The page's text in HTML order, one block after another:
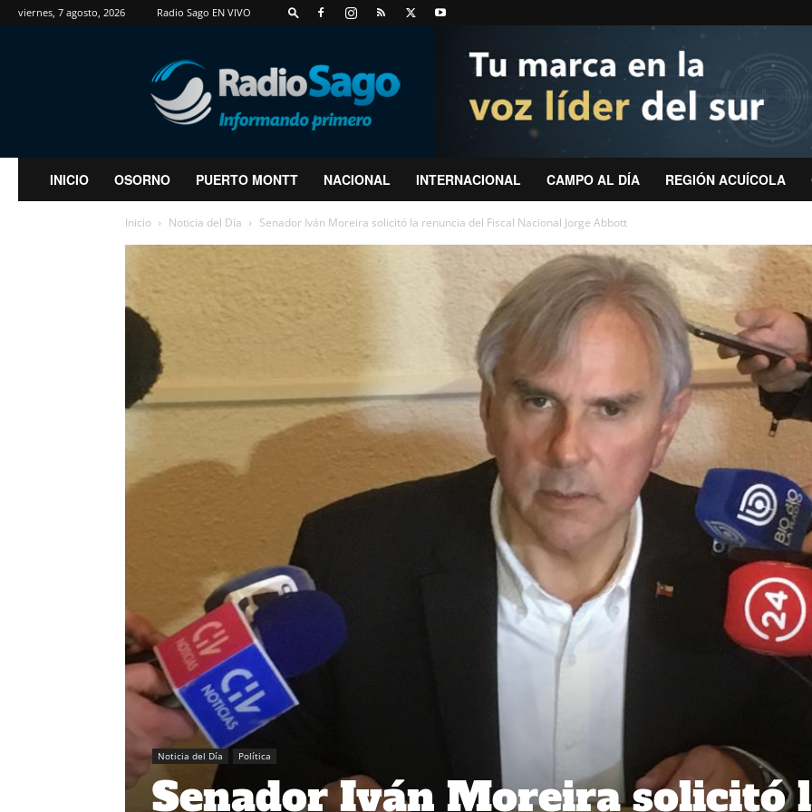
viernes, 7 agosto, 2026 Radio Sago EN VIVO
RadioSago
INICIO OSORNO PUERTO MONTT NACIONAL INTERNACIONAL CAMPO AL DÍA REGIÓN ACUÍCOLA
Inicio Noticia del Día Senador Iván Moreira solicitó la renuncia del Fiscal Nacional Jorge Abbott
Noticia del Día Política
Senador Iván Moreira solicitó